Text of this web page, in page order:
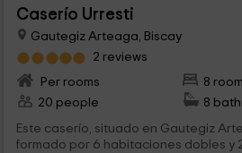
Caserío Urresti
Gautegiz Arteaga, Biscay
2 reviews
Per rooms
8
20 people
8
Este caserío, situado en Gautegiz
formado por 6 habitaciones dobles y